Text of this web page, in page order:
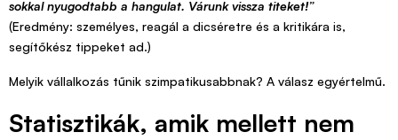
sokkal nyugodtabb a hangulat. Várunk vissza titeket!”
(Eredmény: személyes, reagál a dicséretre és a kritikára is,
segítőkész tippeket ad.)
Melyik vállalkozás tűnik szimpatikusabbnak? A válasz egyértelmű.
Statisztikák, amik mellett nem